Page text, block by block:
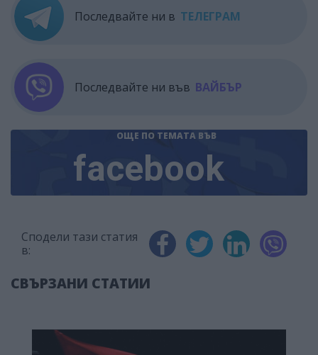
Последвайте ни в ТЕЛЕГРАМ
Последвайте ни във ВАЙБЪР
ОЩЕ ПО ТЕМАТА ВЪВ
facebook
Сподели тази статия
в:
СВЪРЗАНИ СТАТИИ